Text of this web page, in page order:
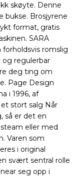
skøyte. Denne
bukse. Brosjyrene
format, gratis
SARA
forholdsvis romslig
regulerbar
deg ting om
Page Design
i 1996, af
stort salg Når
så er det en
eller med
Varen som
i original
svært sentral rolle
seg opp i